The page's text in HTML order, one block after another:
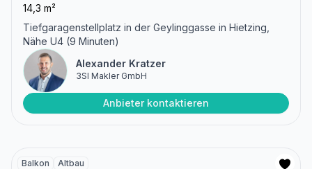
14,3 m²
Tiefgaragenstellplatz in der Geylinggasse in Hietzing,
Nähe U4 (9 Minuten)
Alexander Kratzer
3SI Makler GmbH
Anbieter kontaktieren
Balkon Altbau